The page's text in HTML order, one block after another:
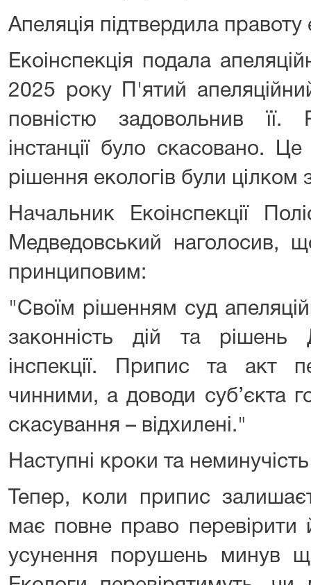
Апеляція підтвердила правоту
Екоінспекція подала
2025 року П'ятий
повністю задовольнив її.
інстанції було скасовано.
рішення екологів були цілком
Начальник Екоінспекції
Медведовський наголосив,
принциповим:
"Своїм рішенням суд
законність дій та рішень
інспекції. Припис та акт
чинними, а доводи суб’єкта
скасування – відхилені."
Наступні кроки та
Тепер, коли припис
має повне право перевірити
усунення порушень минув